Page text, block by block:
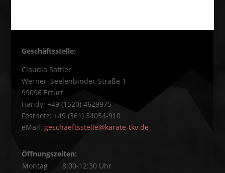
Geschäftsstelle:
Claudia Sattler
Werner–Seelenbinder-Straße 1
99096 Erfurt
Handy: +49 (1520) 4629975
Festnetz: +49 (361) 34054-910
eMail: geschaeftsstelle@karate-tkv.de
Öffnungszeiten:
Montag
8:00-12:30 Uhr